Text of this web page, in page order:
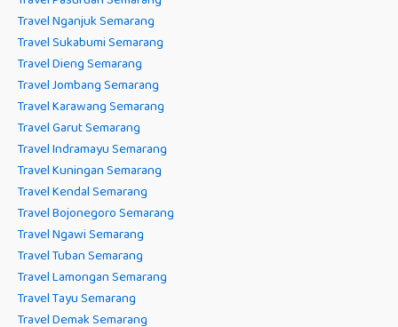
Travel Nganjuk Semarang
Travel Sukabumi Semarang
Travel Dieng Semarang
Travel Jombang Semarang
Travel Karawang Semarang
Travel Garut Semarang
Travel Indramayu Semarang
Travel Kuningan Semarang
Travel Kendal Semarang
Travel Bojonegoro Semarang
Travel Ngawi Semarang
Travel Tuban Semarang
Travel Lamongan Semarang
Travel Tayu Semarang
Travel Demak Semarang